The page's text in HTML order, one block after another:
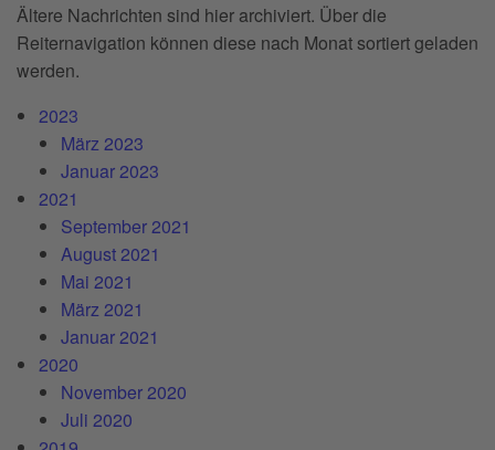
Ältere Nachrichten sind hier archiviert. Über die
Reiternavigation können diese nach Monat sortiert geladen
werden.
2023
März 2023
Januar 2023
2021
September 2021
August 2021
Mai 2021
März 2021
Januar 2021
2020
November 2020
Juli 2020